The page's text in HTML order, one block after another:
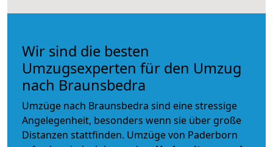
Wir sind die besten
Umzugsexperten für den Umzug
nach Braunsbedra
Umzüge nach Braunsbedra sind eine stressige
Angelegenheit, besonders wenn sie über große
Distanzen stattfinden. Umzüge von Paderborn